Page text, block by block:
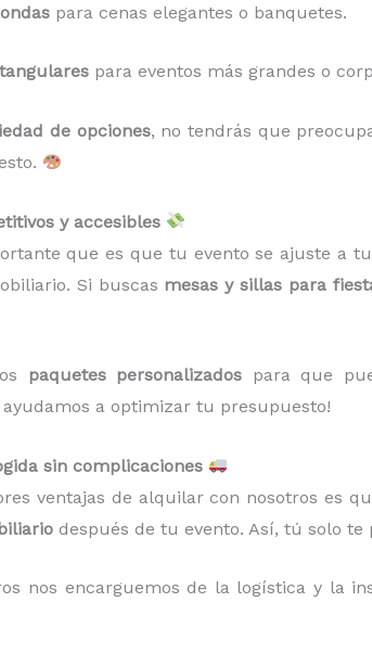
para cenas elegantes o banquetes.
para eventos más grandes o
de opciones, no tendrás que
y accesibles
que es que tu evento se ajuste a
Si buscas mesas y sillas para
paquetes personalizados para que
ayudamos a optimizar tu presupuesto!
sin complicaciones
ventajas de alquilar con nosotros es
después de tu evento. Así, tú solo
nos encarguemos de la logística y la